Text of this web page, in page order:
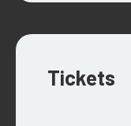
Tickets